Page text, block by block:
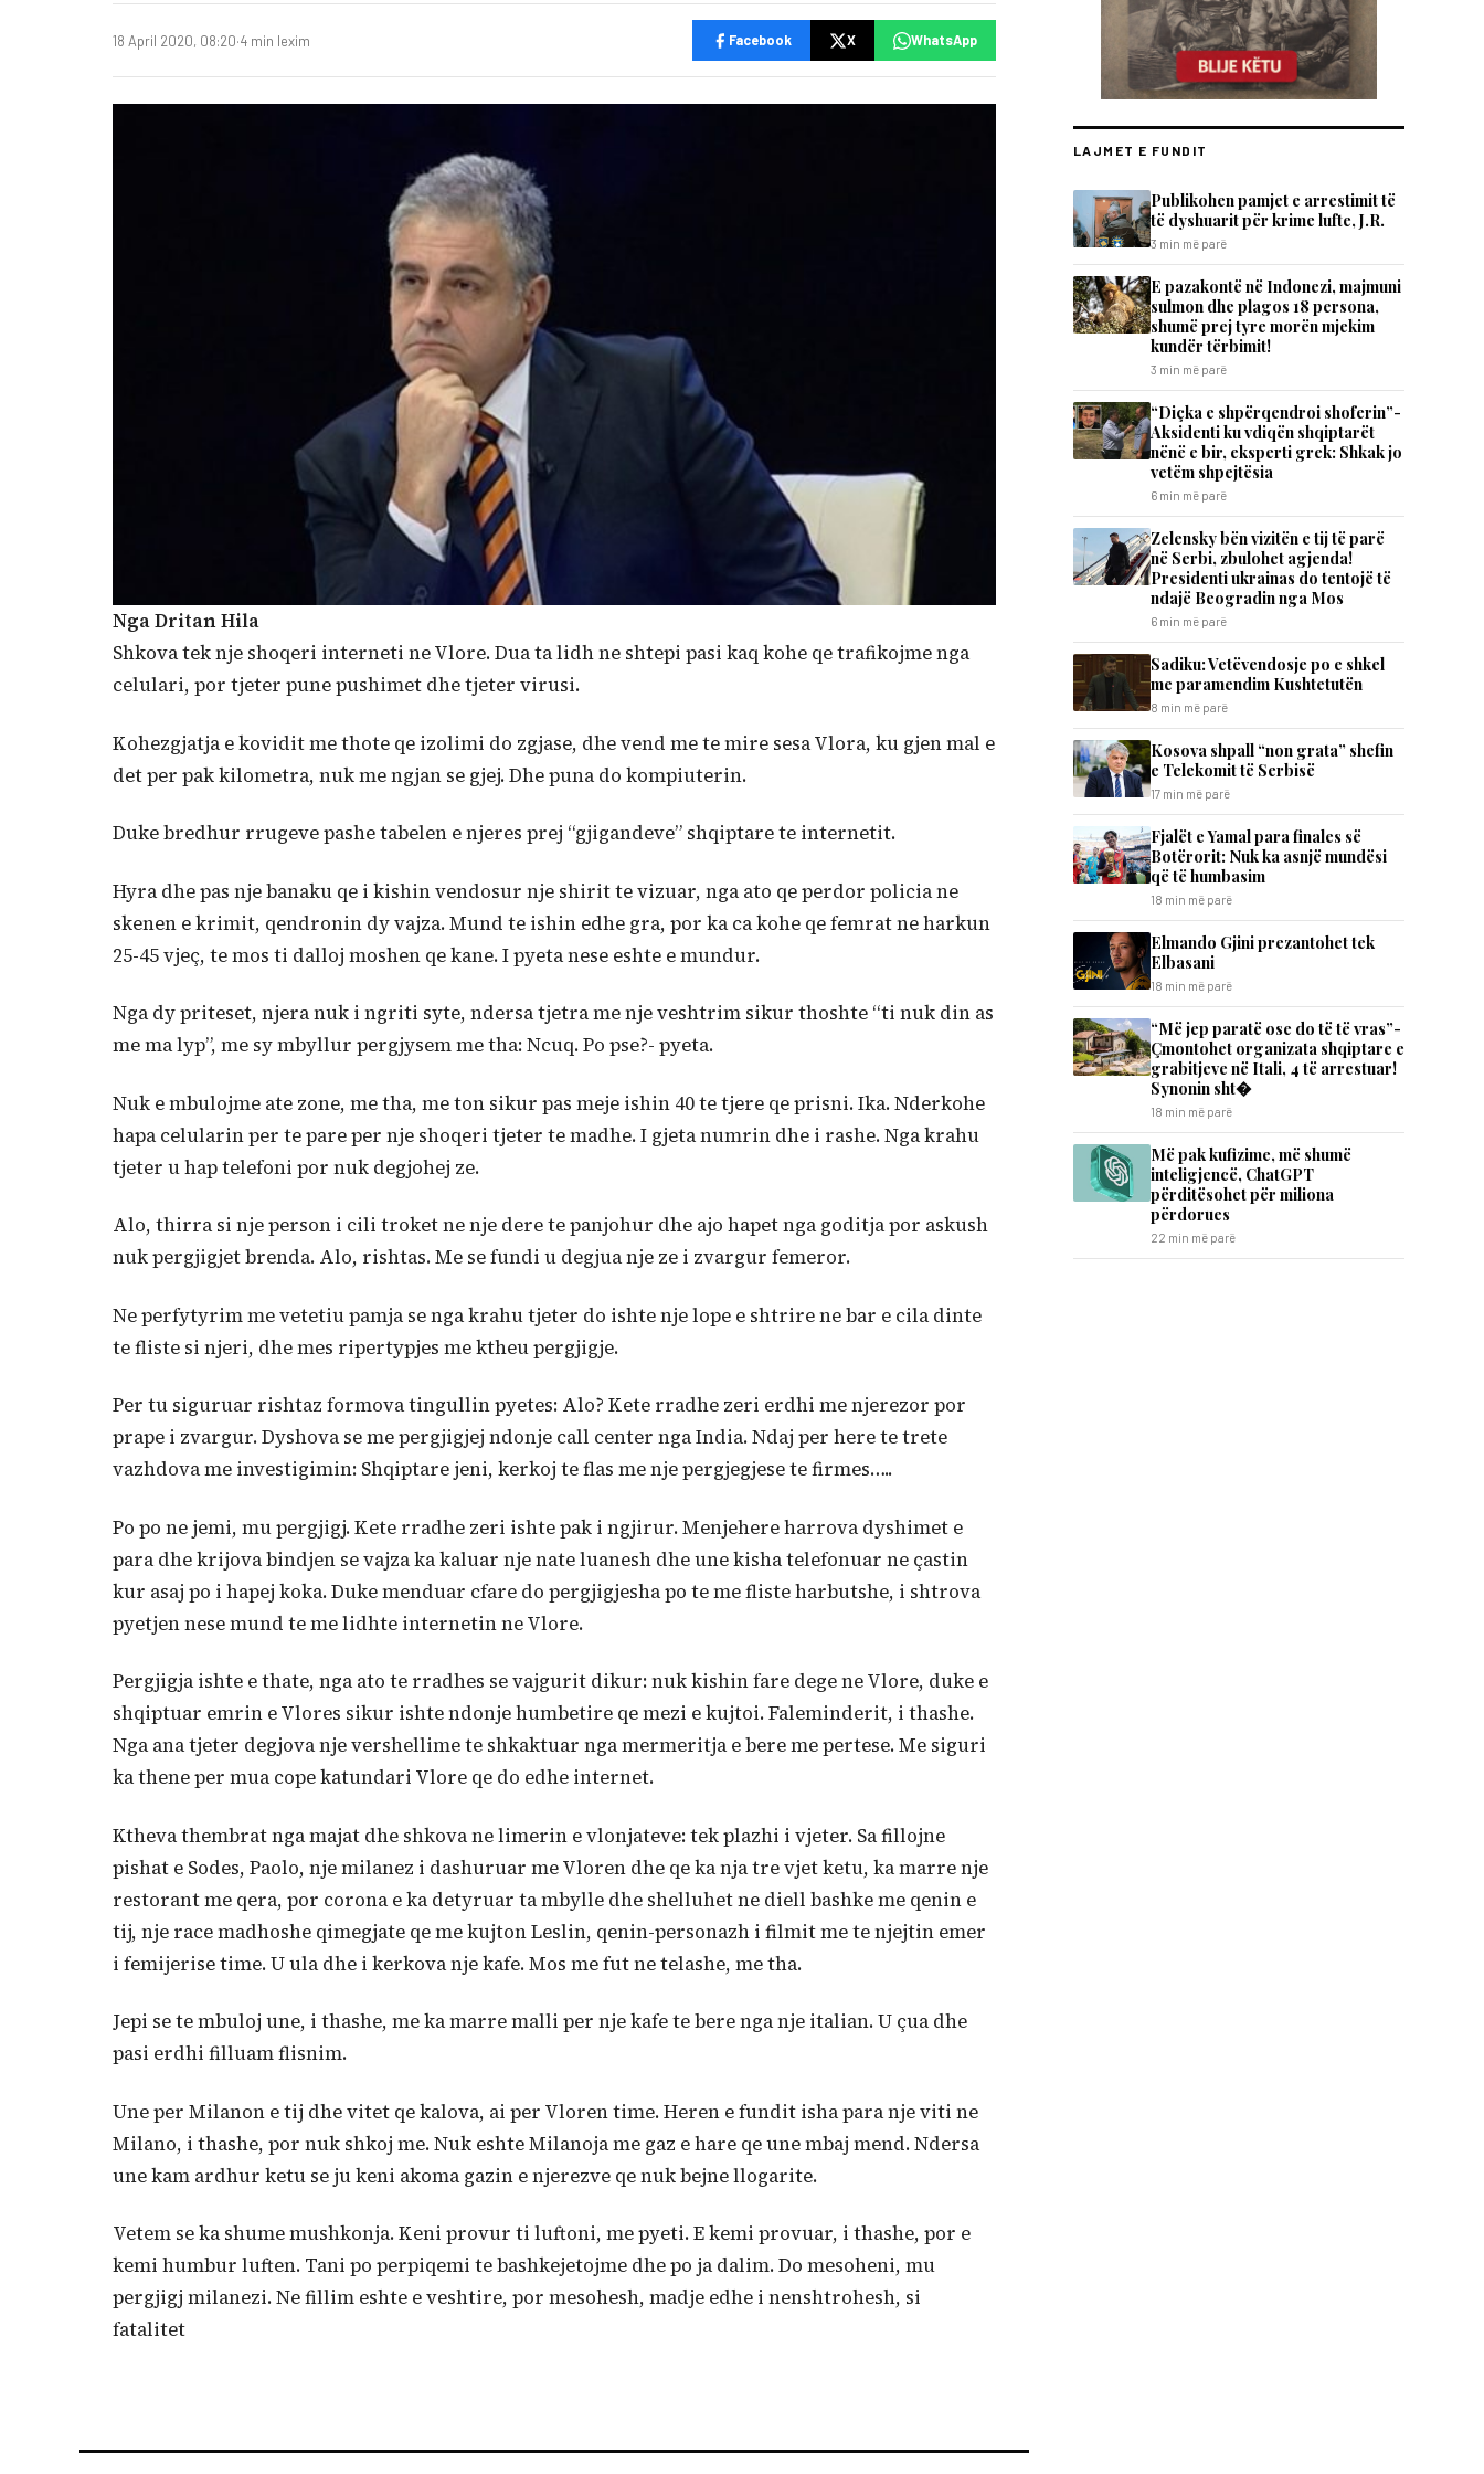
18 April 2020, 08:20·4 min lexim Facebook X WhatsApp
Nga Dritan Hila
Shkova tek nje shoqeri interneti ne Vlore. Dua ta lidh ne shtepi pasi kaq kohe qe trafikojme nga
celulari, por tjeter pune pushimet dhe tjeter virusi.
Kohezgjatja e kovidit me thote qe izolimi do zgjase, dhe vend me te mire sesa Vlora, ku gjen mal e
det per pak kilometra, nuk me ngjan se gjej. Dhe puna do kompiuterin.
Duke bredhur rrugeve pashe tabelen e njeres prej “gjigandeve” shqiptare te internetit.
Hyra dhe pas nje banaku qe i kishin vendosur nje shirit te vizuar, nga ato qe perdor policia ne
skenen e krimit, qendronin dy vajza. Mund te ishin edhe gra, por ka ca kohe qe femrat ne harkun
25-45 vjeç, te mos ti dalloj moshen qe kane. I pyeta nese eshte e mundur.
Nga dy priteset, njera nuk i ngriti syte, ndersa tjetra me nje veshtrim sikur thoshte “ti nuk din as
me ma lyp”, me sy mbyllur pergjysem me tha: Ncuq. Po pse?- pyeta.
Nuk e mbulojme ate zone, me tha, me ton sikur pas meje ishin 40 te tjere qe prisni. Ika. Nderkohe
hapa celularin per te pare per nje shoqeri tjeter te madhe. I gjeta numrin dhe i rashe. Nga krahu
tjeter u hap telefoni por nuk degjohej ze.
Alo, thirra si nje person i cili troket ne nje dere te panjohur dhe ajo hapet nga goditja por askush
nuk pergjigjet brenda. Alo, rishtas. Me se fundi u degjua nje ze i zvargur femeror.
Ne perfytyrim me vetetiu pamja se nga krahu tjeter do ishte nje lope e shtrire ne bar e cila dinte
te fliste si njeri, dhe mes ripertypjes me ktheu pergjigje.
Per tu siguruar rishtaz formova tingullin pyetes: Alo? Kete rradhe zeri erdhi me njerezor por
prape i zvargur. Dyshova se me pergjigjej ndonje call center nga India. Ndaj per here te trete
vazhdova me investigimin: Shqiptare jeni, kerkoj te flas me nje pergjegjese te firmes…..
Po po ne jemi, mu pergjigj. Kete rradhe zeri ishte pak i ngjirur. Menjehere harrova dyshimet e
para dhe krijova bindjen se vajza ka kaluar nje nate luanesh dhe une kisha telefonuar ne çastin
kur asaj po i hapej koka. Duke menduar cfare do pergjigjesha po te me fliste harbutshe, i shtrova
pyetjen nese mund te me lidhte internetin ne Vlore.
Pergjigja ishte e thate, nga ato te rradhes se vajgurit dikur: nuk kishin fare dege ne Vlore, duke e
shqiptuar emrin e Vlores sikur ishte ndonje humbetire qe mezi e kujtoi. Faleminderit, i thashe.
Nga ana tjeter degjova nje vershellime te shkaktuar nga mermeritja e bere me pertese. Me siguri
ka thene per mua cope katundari Vlore qe do edhe internet.
Ktheva thembrat nga majat dhe shkova ne limerin e vlonjateve: tek plazhi i vjeter. Sa fillojne
pishat e Sodes, Paolo, nje milanez i dashuruar me Vloren dhe qe ka nja tre vjet ketu, ka marre nje
restorant me qera, por corona e ka detyruar ta mbylle dhe shelluhet ne diell bashke me qenin e
tij, nje race madhoshe qimegjate qe me kujton Leslin, qenin-personazh i filmit me te njejtin emer
i femijerise time. U ula dhe i kerkova nje kafe. Mos me fut ne telashe, me tha.
Jepi se te mbuloj une, i thashe, me ka marre malli per nje kafe te bere nga nje italian. U çua dhe
pasi erdhi filluam flisnim.
Une per Milanon e tij dhe vitet qe kalova, ai per Vloren time. Heren e fundit isha para nje viti ne
Milano, i thashe, por nuk shkoj me. Nuk eshte Milanoja me gaz e hare qe une mbaj mend. Ndersa
une kam ardhur ketu se ju keni akoma gazin e njerezve qe nuk bejne llogarite.
Vetem se ka shume mushkonja. Keni provur ti luftoni, me pyeti. E kemi provuar, i thashe, por e
kemi humbur luften. Tani po perpiqemi te bashkejetojme dhe po ja dalim. Do mesoheni, mu
pergjigj milanezi. Ne fillim eshte e veshtire, por mesohesh, madje edhe i nenshtrohesh, si
fatalitet
LAJMET E FUNDIT
Publikohen pamjet e arrestimit të
të dyshuarit për krime lufte, J.R.
3 min më parë
E pazakontë në Indonezi, majmuni
sulmon dhe plagos 18 persona,
shumë prej tyre morën mjekim
kundër tërbimit!
3 min më parë
“Diçka e shpërqendroi shoferin”-
Aksidenti ku vdiqën shqiptarët
nënë e bir, eksperti grek: Shkak jo
vetëm shpejtësia
6 min më parë
Zelensky bën vizitën e tij të parë
në Serbi, zbulohet agjenda!
Presidenti ukrainas do tentojë të
ndajë Beogradin nga Mos
6 min më parë
Sadiku: Vetëvendosje po e shkel
me paramendim Kushtetutën
8 min më parë
Kosova shpall “non grata” shefin
e Telekomit të Serbisë
17 min më parë
Fjalët e Yamal para finales së
Botërorit: Nuk ka asnjë mundësi
që të humbasim
18 min më parë
Elmando Gjini prezantohet tek
Elbasani
18 min më parë
“Më jep paratë ose do të të vras”-
Çmontohet organizata shqiptare e
grabitjeve në Itali, 4 të arrestuar!
Synonin sht�
18 min më parë
Më pak kufizime, më shumë
inteligjencë, ChatGPT
përditësohet për miliona
përdorues
22 min më parë